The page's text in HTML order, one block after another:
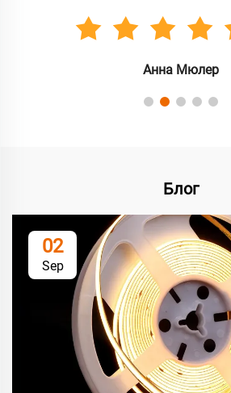
Анна Мюлер
Блог
02
Sep